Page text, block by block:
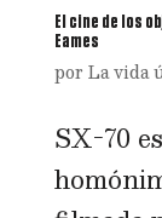
El cine de los
Eames
por La vida
SX-70